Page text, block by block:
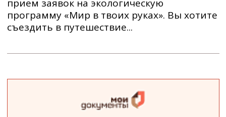
прием заявок на экологическую
программу «Мир в твоих руках». Вы хотите
съездить в путешествие...